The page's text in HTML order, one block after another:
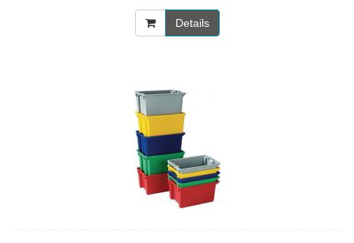
Details